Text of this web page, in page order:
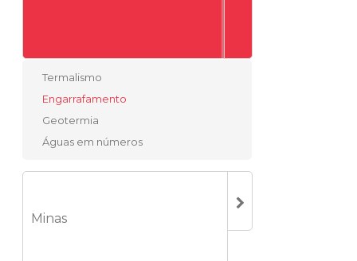
Termalismo
Engarrafamento
Geotermia
Águas em números
Minas